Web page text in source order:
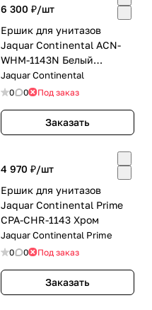
6 300 ₽/шт
Ершик для унитазов
Jaquar Continental ACN-
WHM-1143N Белый
матовый
Jaquar Continental
0 0 Под заказ
Заказать
4 970 ₽/шт
Ершик для унитазов
Jaquar Continental Prime
CPA-CHR-1143 Хром
Jaquar Continental Prime
0 0 Под заказ
Заказать